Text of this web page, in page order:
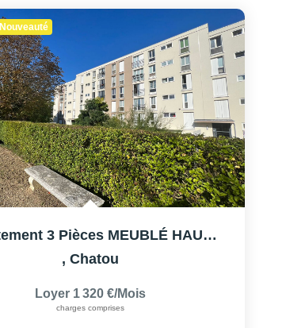
Nouveauté
Appartement 3 Pièces MEUBLÉ HAUT DE CHATOU
, Chatou
Loyer 1 320 €/mois
charges comprises